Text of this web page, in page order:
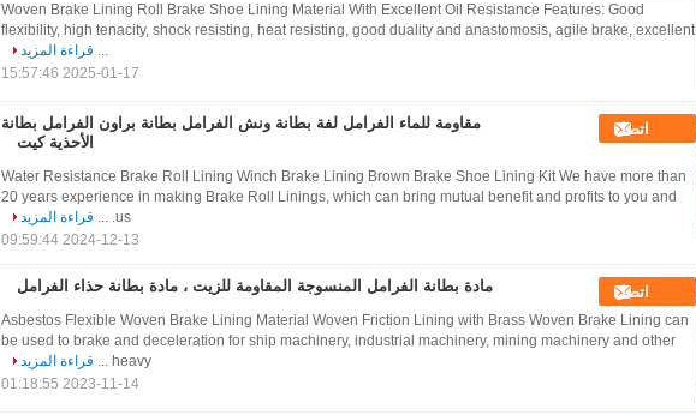
Woven Brake Lining Roll Brake Shoe Lining Material With Excellent Oil Resistance Features: Good
flexibility, high tenacity, shock resisting, heat resisting, good duality and anastomosis, agile brake, excellent
... قراءة المزيد
2025-01-17 15:57:46
مقاومة للماء الفرامل لفة بطانة ونش الفرامل بطانة براون الفرامل بطانة
الأحذية كيت
اتصل
Water Resistance Brake Roll Lining Winch Brake Lining Brown Brake Shoe Lining Kit We have more than
20 years experience in making Brake Roll Linings, which can bring mutual benefit and profits to you and
us. ...
قراءة المزيد
2024-12-13 09:59:44
مادة بطانة الفرامل المنسوجة المقاومة للزيت ، مادة بطانة حذاء الفرامل اتصل
Asbestos Flexible Woven Brake Lining Material Woven Friction Lining with Brass Woven Brake Lining can
be used to brake and deceleration for ship machinery, industrial machinery, mining machinery and other
heavy ...
قراءة المزيد
2023-11-14 01:18:55